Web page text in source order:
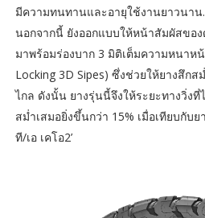
มีความทนทานและอายุใช้งานยาวนาน
นอกจากนี้ ยังออกแบบให้หน้าสัมผัสขอ
มาพร้อมร่องบาก 3 มิติเต็มความหนาห
Locking 3D Sipes) ซึ่งช่วยให้ยางสึก
ไกล ดังนั้น ยางรุ่นนี้จึงให้ระยะทางวิ่ง
สม่ำเสมอยิ่งขึ้นกว่า 15% เมื่อเทียบกับย
ที/เอ เคโอ2’